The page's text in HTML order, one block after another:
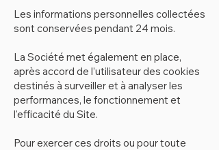
Les informations personnelles collectées
sont conservées pendant 24 mois.
La Société met également en place,
après accord de l’utilisateur des cookies
destinés à surveiller et à analyser les
performances, le fonctionnement et
l'efficacité du Site.
Pour exercer ces droits ou pour toute